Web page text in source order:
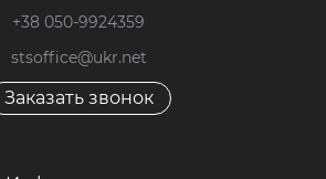
+38 050-9924359
stsoffice@ukr.net
Заказать звонок